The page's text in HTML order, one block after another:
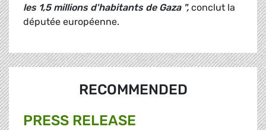
les 1,5 millions d'habitants de Gaza ", conclut la
députée européenne.
RECOMMENDED
PRESS RELEASE